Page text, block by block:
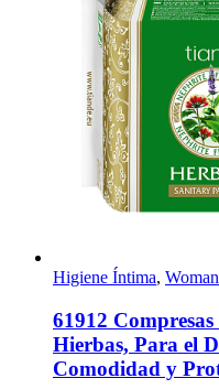
Higiene Íntima,
61912
Hierbas, Para el
Comodidad y